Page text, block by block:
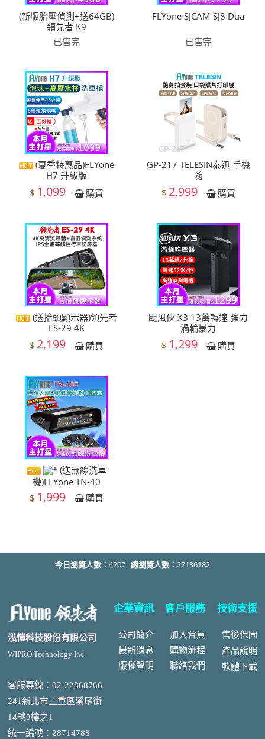
(新版胎壓偵測+送64GB)
領先者 K9
已售完
FLYone SJCAM SJ8 Dua
已售完
(夏季特惠品)FLYone
H7 升級版
$ 1,099 購買
GP-217 TELESIN泰迅 手機
隨
$ 2,999 購買
(送抬頭顯示器)領先者
ES-29 4K
$ 2,199 購買
颶風俠 X3 13萬轉速 強力
渦輪暴力
$ 1,299 購買
(送無線洗車
機)FLYone TN-40
$ 1,999 購買
今日瀏覽人數： 4207 總瀏覽人數： 27136182
泓愷科技股份有限公司
WIPRO Technology Inc.
客服專線：02-22868766
241新北市三重區溪尾街
14號3樓之1
統一編號 ： 28714788
企業資訊
公司簡介
最新消息
版權聲明
客戶服務
加入會員
購物流程
聯絡我們
技術支援
售後保固
產品說明
軟體下載